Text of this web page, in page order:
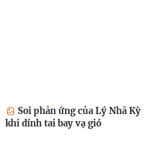
Soi phản ứng của Lý Nhã Kỳ
khi dính tai bay vạ gió